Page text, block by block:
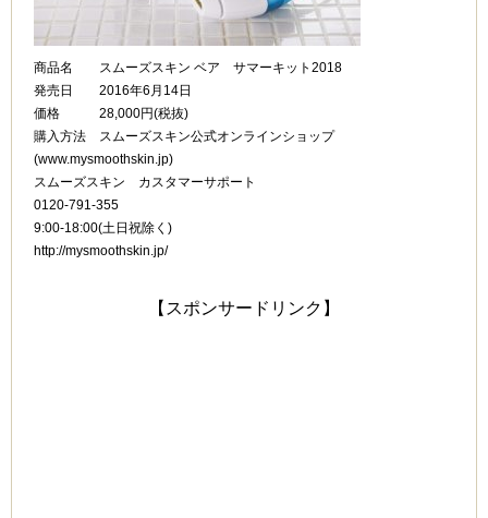
商品名 スムーズスキン ベア サマーキット2018
発売日 2016年6月14日
価格 28,000円(税抜)
購入方法 スムーズスキン公式オンラインショップ
(www.mysmoothskin.jp)
スムーズスキン カスタマーサポート
0120-791-355
9:00-18:00(土日祝除く)
http://mysmoothskin.jp/
【スポンサードリンク】